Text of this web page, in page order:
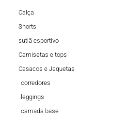
Calça
Shorts
sutiã esportivo
Camisetas e tops
Casacos e Jaquetas
corredores
leggings
camada base